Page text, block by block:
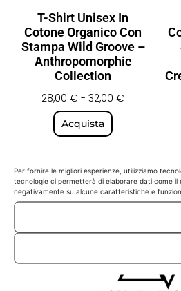
Per fornire le migliori esperienze, utilizziamo
tecnologie ci permetterà di elaborare dati come
negativamente su alcune caratteristiche e
T-Shirt Unisex In
Cotone Organico Con
Stampa Wild Groove –
Anthropomorphic
Collection
28,00€ - 32,00€
Acquista